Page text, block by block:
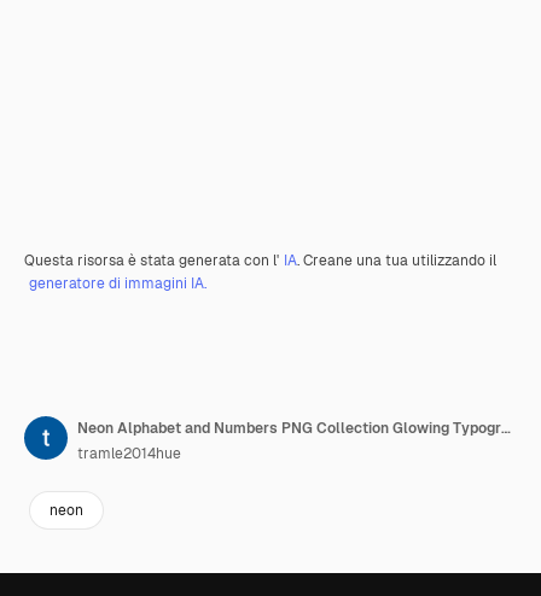
Questa risorsa è stata generata con l' IA. Creane una tua utilizzando il
generatore di immagini IA.
Neon Alphabet and Numbers PNG Collection Glowing Typography Elemento di progettazione per l'arte grafica moderna
tramle2014hue
neon